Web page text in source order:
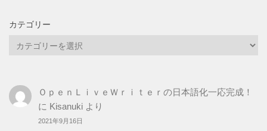
カテゴリー
リ
ー
ＯｐｅｎＬｉｖｅＷｒｉｔｅｒの日本語化一応完成！
に Kisanukiより
2021年9月16日